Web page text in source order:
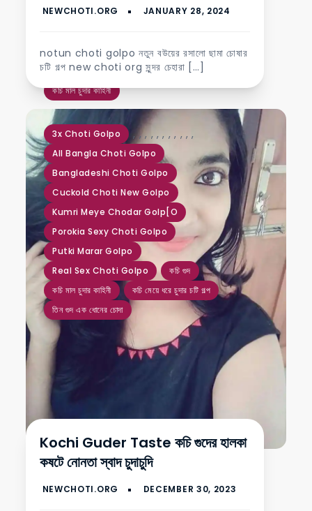
Kochi Gud Choti
New Choti New Choti Golpo
অশ্লীল চুদাচুদি চটি গল্প কচি গুদ
কচি মাল চুদার কাহিনী
notun choti golpo নতুন বউয়ের রসালো ছামা চোষার
চটি গল্প new choti org সুন্দর চেহারা […]
3x Choti Golpo ,
All Bangla Choti Golpo
,
Bangladeshi Choti Golpo
,
Cuckold Choti New Golpo
,
Kumri Meye Chodar Golp[o
,
Porokia Sexy Choti Golpo
,
Putki Marar Golpo
,
Real Sex Choti Golpo
,
কচি গুদ
,
কচি মাল চুদার কাহিনী
,
কচি মেয়ে ধরে চুদার চটি গল্প
,
তিন গুদ এক ধোনের চোদা
Kochi Guder Taste কচি গুদের হালকা
কষটে নোনতা স্বাদ চুদাচুদি